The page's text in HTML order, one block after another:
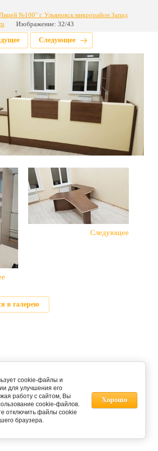
№100" г. Ульяновск микрорайон Запад
Изображение: 32/43
Следующее
Следующее
в галерею
cookie-файлы и
для улучшения его
работу с сайтом, Вы
cookie-файлов.
отключить файлы cookie
браузера.
Хорошо